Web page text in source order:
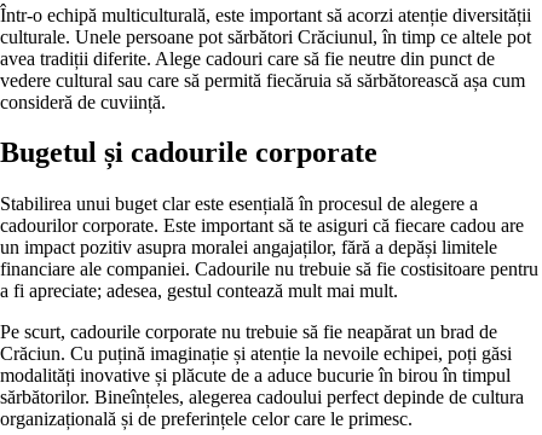
Într-o echipă multiculturală, este important să acorzi atenție diversității
culturale. Unele persoane pot sărbători Crăciunul, în timp ce altele pot
avea tradiții diferite. Alege cadouri care să fie neutre din punct de
vedere cultural sau care să permită fiecăruia să sărbătorească așa cum
consideră de cuviință.
Bugetul și cadourile corporate
Stabilirea unui buget clar este esențială în procesul de alegere a
cadourilor corporate. Este important să te asiguri că fiecare cadou are
un impact pozitiv asupra moralei angajaților, fără a depăși limitele
financiare ale companiei. Cadourile nu trebuie să fie costisitoare pentru
a fi apreciate; adesea, gestul contează mult mai mult.
Pe scurt, cadourile corporate nu trebuie să fie neapărat un brad de
Crăciun. Cu puțină imaginație și atenție la nevoile echipei, poți găsi
modalități inovative și plăcute de a aduce bucurie în birou în timpul
sărbătorilor. Bineînțeles, alegerea cadoului perfect depinde de cultura
organizațională și de preferințele celor care le primesc.